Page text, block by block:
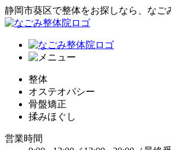
静岡市葵区で整体をお探しなら、な
整体
オステオパシー
骨盤矯正
揉みほぐし
営業時間